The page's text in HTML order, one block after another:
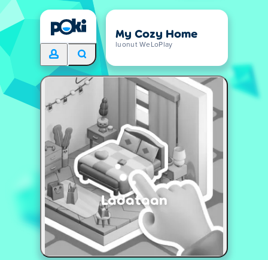
My Cozy Home
luonut WeLoPlay
Ladataan